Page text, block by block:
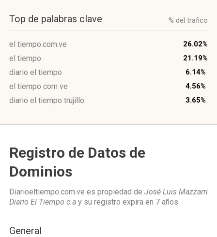
Top de palabras clave % del trafico
el tiempo.com.ve 26.02%
el tiempo 21.19%
diario el tiempo 6.14%
el tiempo com ve 4.56%
diario el tiempo trujillo 3.65%
Registro de Datos de
Dominios
Diarioeltiempo.com.ve es propiedad de José Luis Mazzarri
Diario El Tiempo c.a y su registro expira en 7 años.
General